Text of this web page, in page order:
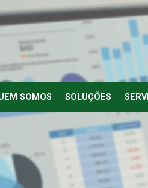
SOMOS SOLUÇÕES